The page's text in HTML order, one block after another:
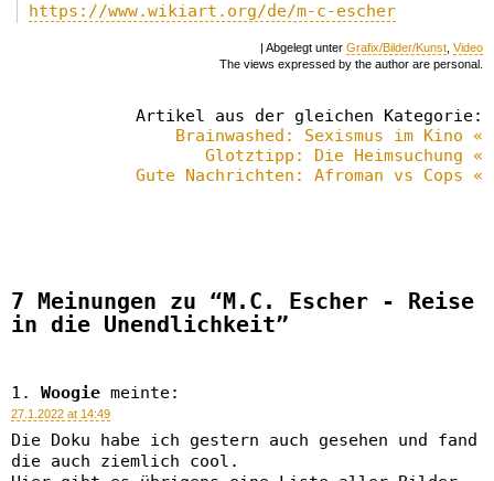
https://www.wikiart.org/de/m-c-escher
| Abgelegt unter Grafix/Bilder/Kunst Video
The views expressed by the author are personal.
Artikel aus der gleichen Kategorie:
Brainwashed: Sexismus im Kino «
Glotztipp: Die Heimsuchung «
Gute Nachrichten: Afroman vs Cops «
7 Meinungen zu “M.C. Escher - Reise
in die Unendlichkeit”
Woogie meinte:
27.1.2022 at 14:49
Die Doku habe ich gestern auch gesehen und fand
die auch ziemlich cool.